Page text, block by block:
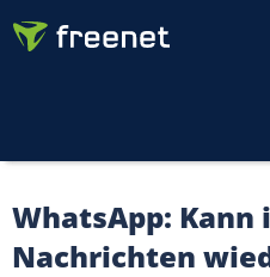
WhatsApp: Kann
Nachrichten